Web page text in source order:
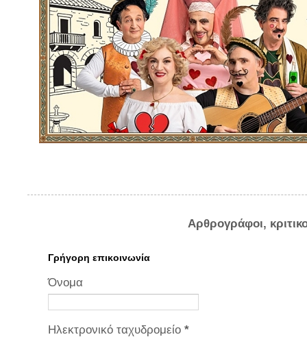
Αρθρογράφοι,
Γρήγορη επικοινωνία
Όνομα
Ηλεκτρονικό ταχυδρομείο *